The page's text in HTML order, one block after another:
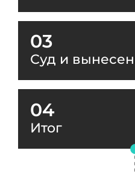
03
Суд и
04
Итог